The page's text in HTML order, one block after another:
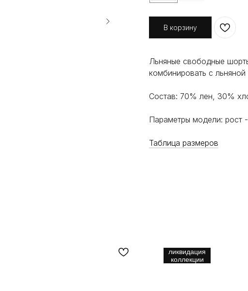
В корзину
Льняные свободные
комбинировать с
Состав: 70% лен, 30%
Параметры модели: рост
Таблица размеров
ликвидация
коллекции